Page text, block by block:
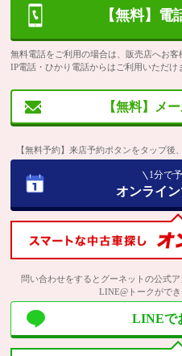
【無料】電
無料電話をご利用の場合は、販売店へお客
IP電話・ひかり電話からはご利用いただけ
【無料】メ
【無料予約】来店予約ボタンをタップ
1分で
オンライ
問い合わせをするとグーネットの公式
LINE@トークがで
LINEで